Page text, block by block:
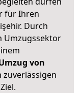
für Ihren
Durch
Umzugssektor
von